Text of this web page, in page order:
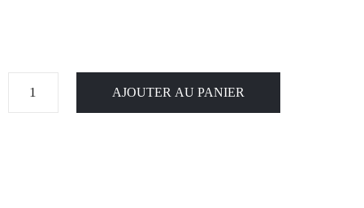
AJOUTER AU PANIER